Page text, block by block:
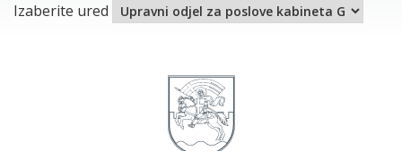
Izaberite ured